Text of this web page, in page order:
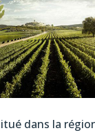
dans la